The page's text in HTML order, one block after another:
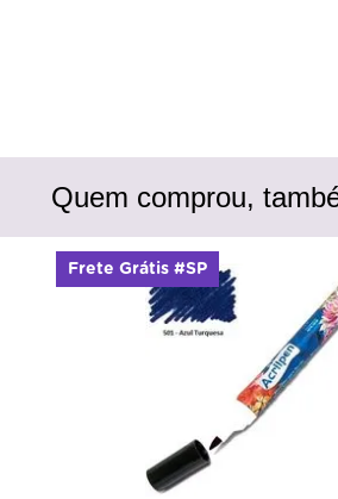
Quem comprou,
Frete Grátis #SP